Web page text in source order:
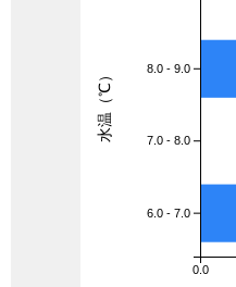
0.0
8.0 - 9.0
7.0 - 8.0
6.0 - 7.0
水温（℃）